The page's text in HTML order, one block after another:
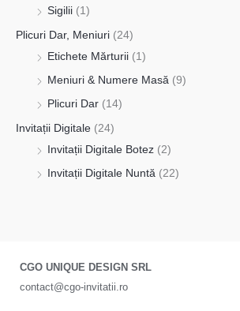
Sigilii (1)
Plicuri Dar, Meniuri (24)
Etichete Mărturii (1)
Meniuri & Numere Masă (9)
Plicuri Dar (14)
Invitații Digitale (24)
Invitații Digitale Botez (2)
Invitații Digitale Nuntă (22)
CGO UNIQUE DESIGN SRL
contact@cgo-invitatii.ro